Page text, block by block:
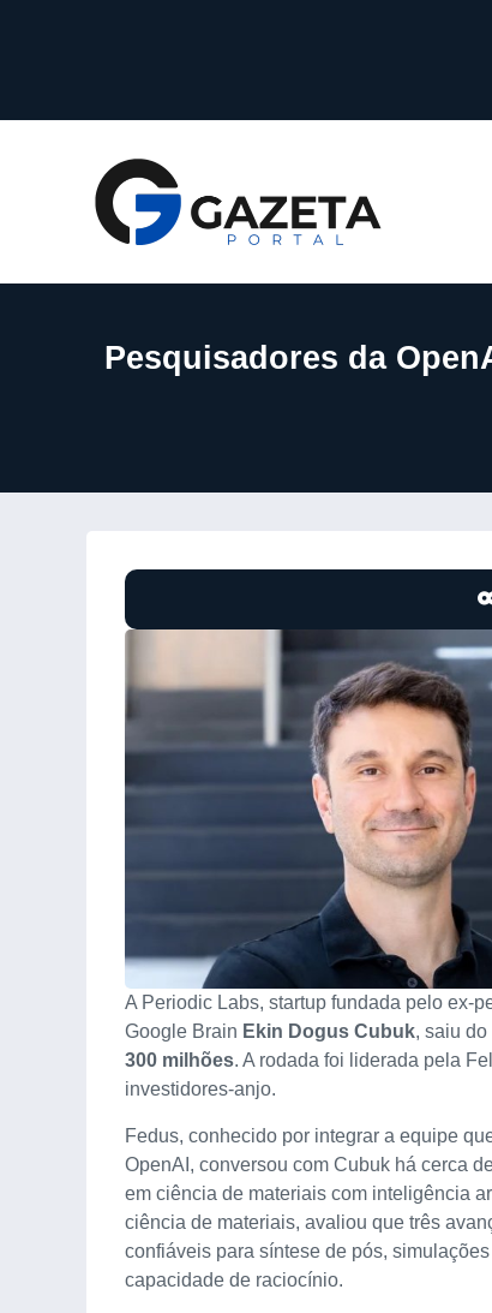
Pesquisadores da
A Periodic Labs, startup fundada pelo ex-
Google Brain Ekin Dogus Cubuk, saiu
300 milhões. A rodada foi liderada pela
investidores-anjo.
Fedus, conhecido por integrar a equipe
OpenAI, conversou com Cubuk há cerca
em ciência de materiais com inteligência
ciência de materiais, avaliou que três
confiáveis para síntese de pós,
capacidade de raciocínio.